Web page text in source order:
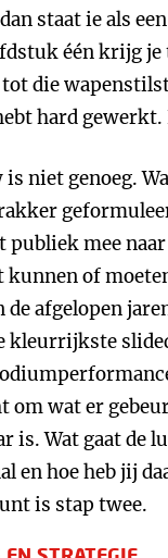
staat ie als
één krijg je
die
hard gewerkt.
niet genoeg.
publiek mee
kunnen of
de afgelopen
kleurrijkste
om wat er
is. Wat gaat de
en hoe heb jij
is stap twee.